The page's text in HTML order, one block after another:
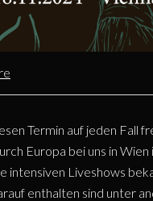
Termin auf jeden Fall
Europa bei uns in Wien
intensiven Liveshows
enthalten sind unter